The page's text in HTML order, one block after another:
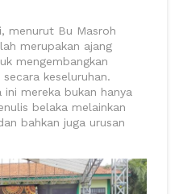
menurut Bu Masroh
merupakan ajang
mengembangkan
keseluruhan.
mereka bukan hanya
belaka melainkan
bahkan juga urusan